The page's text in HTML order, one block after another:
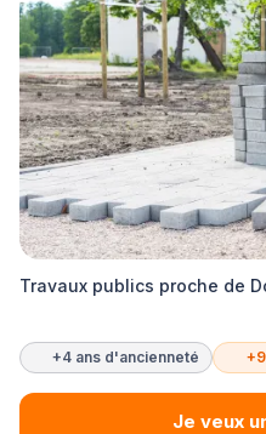
Travaux publics proche de
+4 ans d'ancienneté
Je veux